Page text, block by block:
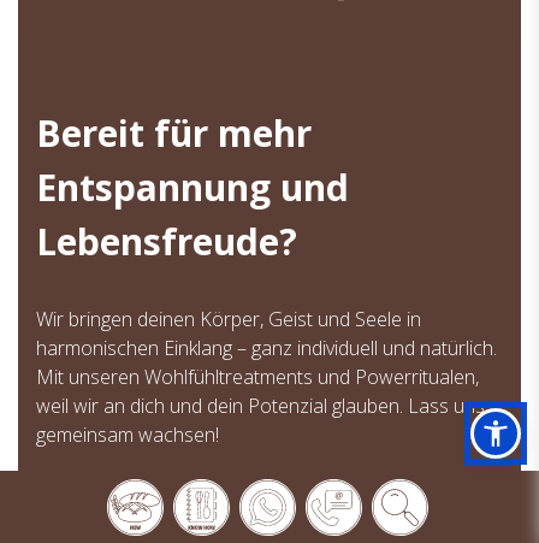
Bereit für mehr
Entspannung und
Lebensfreude?
Wir bringen deinen Körper, Geist und Seele in
harmonischen Einklang – ganz individuell und natürlich.
Mit unseren Wohlfühltreatments und Powerritualen,
weil wir an dich und dein Potenzial glauben. Lass uns
gemeinsam wachsen!
Mehr erfahren